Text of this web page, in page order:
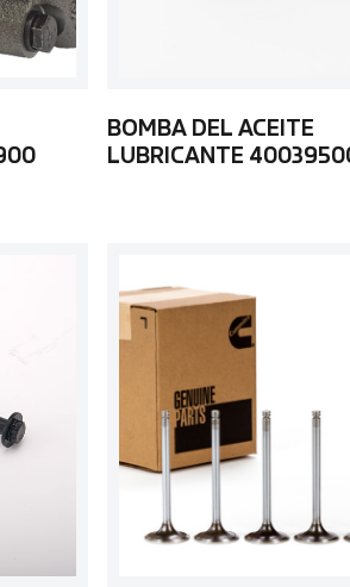
BOMBA DEL ACEITE
LUBRICANTE